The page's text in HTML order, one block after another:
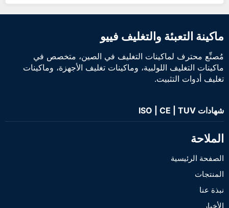
ماكينة التعبئة والتغليف فييو
مُصنِّع محترف لماكينات التغليف في الصين، متخصص في
ماكينات التغليف اللولبية، وماكينات تغليف الأجهزة، وماكينات
تغليف أدوات التثبيت.
شهادات ISO | CE | TUV
الملاحة
الصفحة الرئيسية
المنتجات
نبذة عنا
الأخبار